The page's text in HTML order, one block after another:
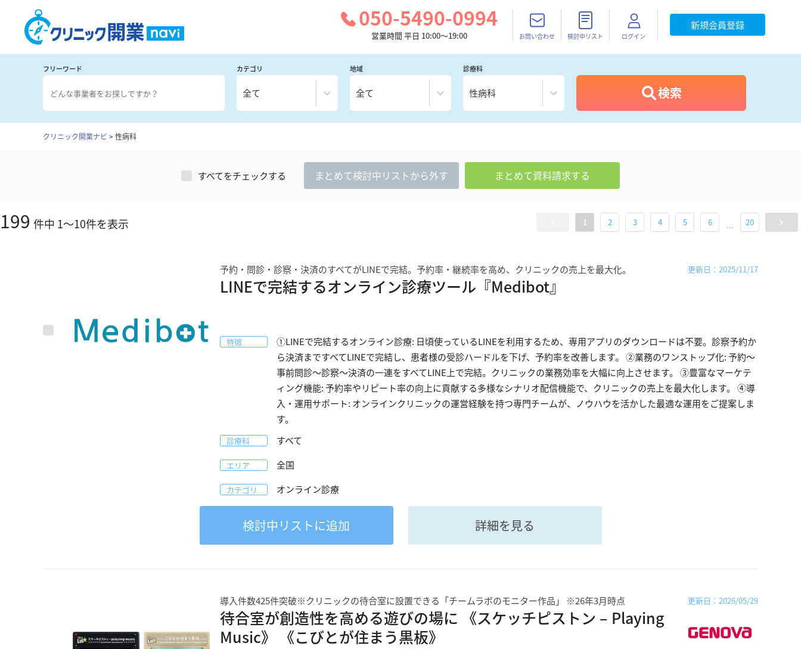
050-5490-0994
営業時間 平日 10:00～19:00 お問い合わせ 検討中リスト ログイン
新規会員登録
フリーワード カテゴリ
全て
地域
全て
診療科
性病科 検索
クリニック開業ナビ >性病科
すべてをチェックする まとめて検討中リストから外す まとめて資料請求する
199 件中 1～10件を表示 1 2 3 4 5 6 ... 20
予約・問診・診察・決済のすべてがLINEで完結。予約率・継続率を高め、クリニックの売上を最大化。
LINEで完結するオンライン診療ツール『Medibot』
更新日：2025/11/17
特徴
①LINEで完結するオンライン診療: 日頃使っているLINEを利用するため、専用アプリのダウンロードは不要。診察予約か
ら決済まですべてLINEで完結し、患者様の受診ハードルを下げ、予約率を改善します。 ②業務のワンストップ化: 予約〜
事前問診〜診察〜決済の一連をすべてLINE上で完結。クリニックの業務効率を大幅に向上させます。 ③豊富なマーケテ
ィング機能: 予約率やリピート率の向上に貢献する多様なシナリオ配信機能で、クリニックの売上を最大化します。 ④導
入・運用サポート: オンラインクリニックの運営経験を持つ専門チームが、ノウハウを活かした最適な運用をご提案しま
す。
診療科 すべて
エリア 全国
カテゴリ オンライン診療
検討中 リストに追加 詳細を見る
導入件数425件突破※クリニックの待合室に設置できる「チームラボのモニター作品」 ※26年3月時点
待合室が創造性を高める遊びの場に 《スケッチピストン – Playing
Music》 《こびとが住まう黒板》
更新日：2026/05/29